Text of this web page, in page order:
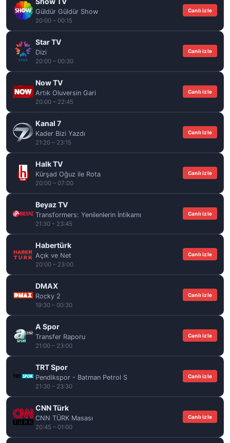
Güldür Güldür Show
20:00 – 00:15
Canlı izle
Star TV
Dizi
20:00 – 00:30
Canlı izle
Now TV
Artık Oluversin Gari
20:00 – 22:45
Canlı izle
Kanal 7
Kader Bizi Yazdı
21:20 – 23:15
Canlı izle
Halk TV
Kürşad Oğuz ile Rota
20:00 – 07:00
Canlı izle
Beyaz TV
Transformers: Yenilenlerin İntikamı
21:30 – 23:45
Canlı izle
Habertürk
Açık ve Net
20:00 – 23:00
Canlı izle
DMAX
Rocky 2
19:30 – 00:30
Canlı izle
A Spor
Transfer Raporu
21:00 – 23:00
Canlı izle
TRT Spor
Pendikspor - Batman Petrol S
21:30 – 23:30
Canlı izle
CNN Türk
CNN TÜRK Masası
20:45 – 01:00
Canlı izle